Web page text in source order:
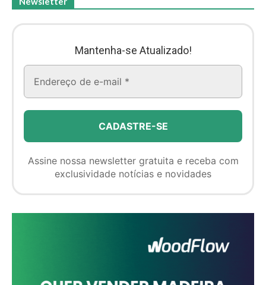
Mantenha-se Atualizado!
Assine nossa newsletter gratuita e receba com
exclusividade notícias e novidades